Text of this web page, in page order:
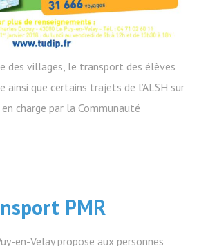
des villages, le transport des élèves
ainsi que certains trajets de l’ALSH sur
charge par la Communauté
PMR
en-Velay propose aux personnes